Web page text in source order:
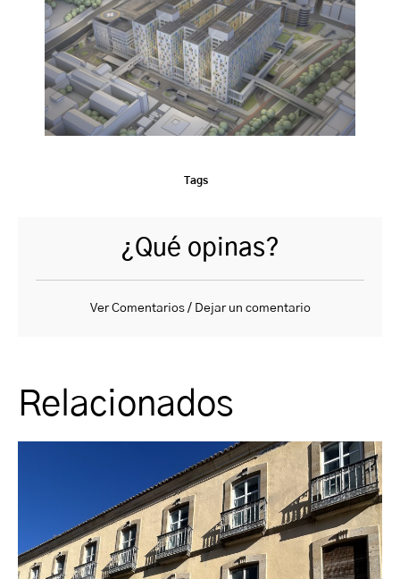
Tags
¿Qué opinas?
Ver Comentarios / Dejar un comentario
Relacionados